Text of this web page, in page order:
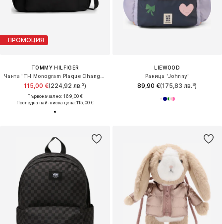
ПРОМОЦИЯ
TOMMY HILFIGER
115,00 €(224,92 лв.³)
Първоначално: 169,00 €
Последна най-ниска цена:115,00 €
LIEWOOD
Раница 'Johnny'
89,90 €(175,83 лв.³)